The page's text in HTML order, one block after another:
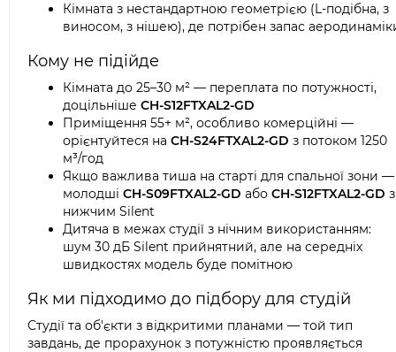
Кімната з нестандартною геометрією (L-подібна, з
виносом, з нішею), де потрібен запас
Кому не підійде
Кімната до 25–30 м² — переплата по потужності,
доцільніше CH-S12FTXAL2-GD
Приміщення 55+ м², особливо комерційні —
орієнтуйтеся на CH-S24FTXAL2-GD з потоком 1250
м³/год
Якщо важлива тиша на старті для спальної зони —
молодші CH-S09FTXAL2-GD або CH-S12FTXAL2-GD з
нижчим Silent
Дитяча в межах студії з нічним використанням:
шум 30 дБ Silent прийнятний, але на середніх
швидкостях модель буде помітною
Як ми підходимо до підбору для студій
Студії та об'єкти з відкритими планами — той тип
завдань, де прорахунок з потужністю проявляється